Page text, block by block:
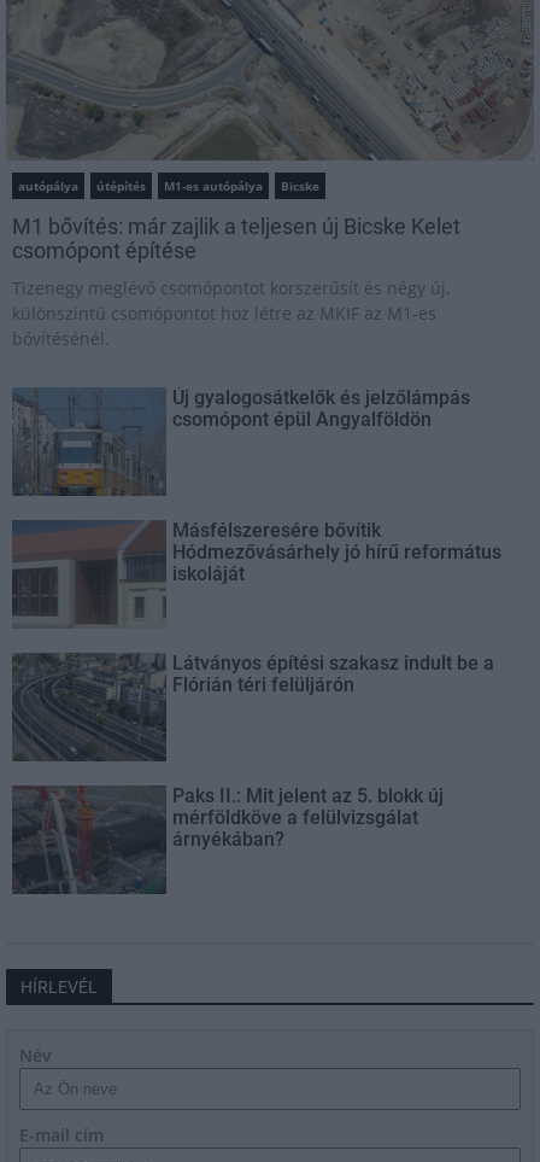
autópálya útépítés M1-es autópálya Bicske
M1 bővítés: már zajlik a teljesen új Bicske Kelet
csomópont építése
Tizenegy meglévő csomópontot korszerűsít és négy új,
különszintű csomópontot hoz létre az MKIF az M1-es
bővítésénél.
Új gyalogosátkelők és jelzőlámpás
csomópont épül Angyalföldön
Másfélszeresére bővítik
Hódmezővásárhely jó hírű református
iskoláját
Látványos építési szakasz indult be a
Flórián téri felüljárón
Paks II.: Mit jelent az 5. blokk új
mérföldköve a felülvizsgálat
árnyékában?
HÍRLEVÉL
Név
E-mail cím